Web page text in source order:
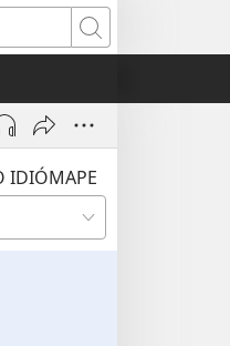
Eheka
IDIÓMAPE